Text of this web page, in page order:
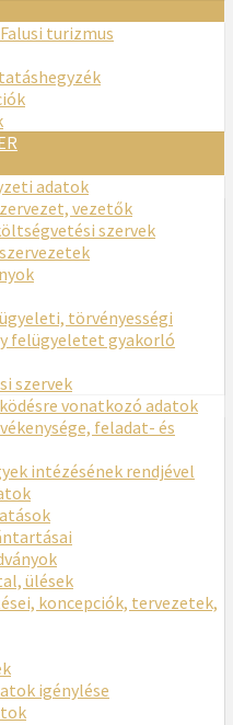
turizmus
adatok
vezetők
szervek
törvényességi
felügyeletet gyakorló
szervek
vonatkozó adatok
feladat- és
intézésének rendjével
ülések
koncepciók, tervezetek,
igénylése